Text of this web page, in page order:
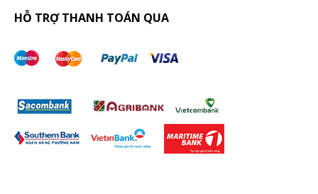
HỖ TRỢ THANH TOÁN QUA